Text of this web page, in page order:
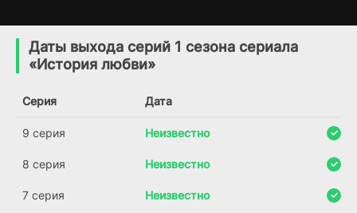
(2019)
7.2
Даты выхода серий 1 сезона сериала
«История любви»
Серия Дата
9 серия Неизвестно
8 серия Неизвестно
7 серия Неизвестно